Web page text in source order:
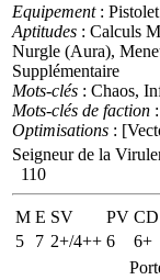
Equipement: Pistolet
Aptitudes : Calculs
Nurgle (Aura),
Supplémentaire
Mots-clés : Chaos,
Mots-clés de faction
Optimisations :
Seigneur de la
110
M E SV PV CD
5
7 2+/4++ 6 6+